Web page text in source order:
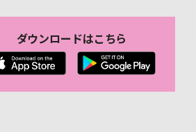
ダウンロードはこちら